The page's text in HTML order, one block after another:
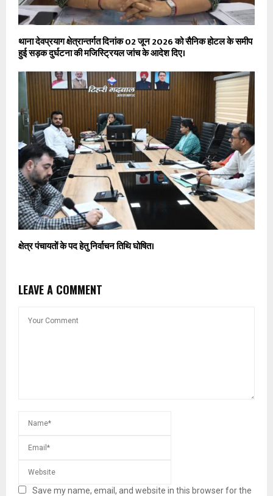
थाना देवप्रयाग क्षेत्रान्तर्गत दिनांक 02 जून 2026 को सैनिक होटल के समीप
हुई सड़क दुर्घटना की मजिस्ट्रियल जांच के आदेश दिए।
क्षेत्र पंचायतों के पद हेतु निर्वाचन तिथि घोषित।
LEAVE A COMMENT
Save my name, email, and website in this browser for the